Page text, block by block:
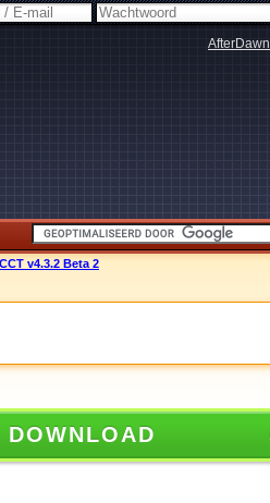
AfterDawn
v4.3.2 Beta 2
DOWNLOAD